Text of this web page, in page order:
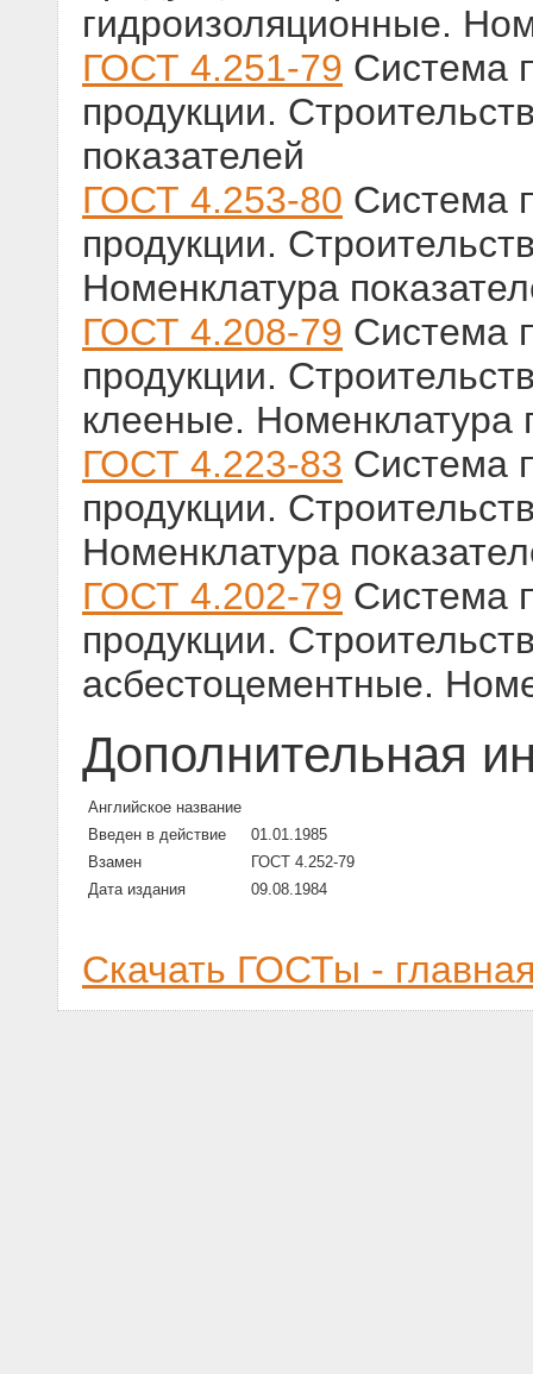
гидроизоляционные.
ГОСТ 4.251-79 Система
продукции.
показателей
ГОСТ 4.253-80 Система
продукции.
Номенклатура
ГОСТ 4.208-79 Система
продукции.
клееные. Номенклатура
ГОСТ 4.223-83 Система
продукции.
Номенклатура
ГОСТ 4.202-79 Система
продукции.
асбестоцементные.
Дополнительная
Английское название
Введен в действие
01.01.1985
Взамен
ГОСТ 4.252-79
Дата издания
09.08.1984
Скачать ГОСТы -